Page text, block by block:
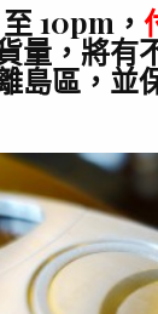
10pm，
量，將有
島區，並